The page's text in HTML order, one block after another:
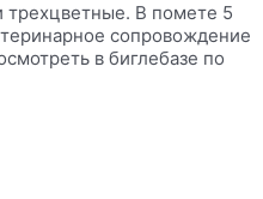
трехцветные. В помете 5
сопровождение
в биглебазе по